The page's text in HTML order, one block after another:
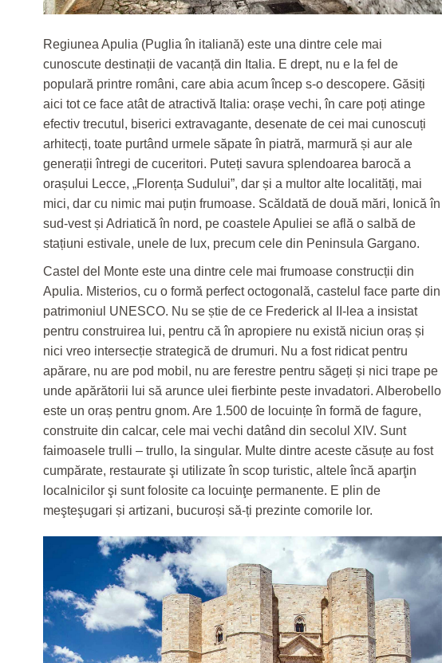
Regiunea Apulia (Puglia în italiană) este una dintre cele mai
cunoscute destinații de vacanță din Italia. E drept, nu e la fel de
populară printre români, care abia acum încep s-o descopere. Găsiți
aici tot ce face atât de atractivă Italia: orașe vechi, în care poți atinge
efectiv trecutul, biserici extravagante, desenate de cei mai cunoscuți
arhitecți, toate purtând urmele săpate în piatră, marmură și aur ale
generații întregi de cuceritori. Puteți savura splendoarea barocă a
orașului Lecce, „Florența Sudului”, dar și a multor alte localități, mai
mici, dar cu nimic mai puțin frumoase. Scăldată de două mări, Ionică în
sud-vest și Adriatică în nord, pe coastele Apuliei se află o salbă de
stațiuni estivale, unele de lux, precum cele din Peninsula Gargano.
Castel del Monte este una dintre cele mai frumoase construcții din
Apulia. Misterios, cu o formă perfect octogonală, castelul face parte din
patrimoniul UNESCO. Nu se știe de ce Frederick al II-lea a insistat
pentru construirea lui, pentru că în apropiere nu există niciun oraș și
nici vreo intersecție strategică de drumuri. Nu a fost ridicat pentru
apărare, nu are pod mobil, nu are ferestre pentru săgeți și nici trape pe
unde apărătorii lui să arunce ulei fierbinte peste invadatori. Alberobello
este un oraș pentru gnom. Are 1.500 de locuințe în formă de fagure,
construite din calcar, cele mai vechi datând din secolul XIV. Sunt
faimoasele trulli – trullo, la singular. Multe dintre aceste căsuțe au fost
cumpărate, restaurate şi utilizate în scop turistic, altele încă aparţin
localnicilor şi sunt folosite ca locuinţe permanente. E plin de
meşteşugari și artizani, bucuroși să-ți prezinte comorile lor.